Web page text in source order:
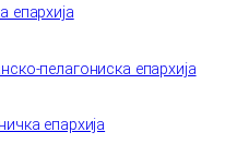
епархија
пелагониска епархија
епархија